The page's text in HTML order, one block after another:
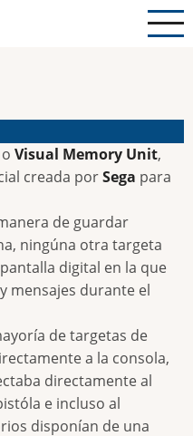
o Visual Memory Unit,
creada porSega para
de guardar
ningúna otra targeta
digital en la que
mensajes durante el
de targetas de
a la consola,
directamente al
e incluso al
disponían de una